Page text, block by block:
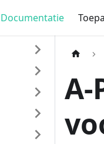
Documentatie
A-